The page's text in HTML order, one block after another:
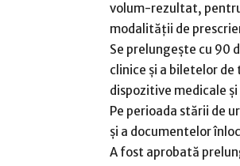
volum-rezultat, pentru
modalității de
Se prelungește cu 90
clinice și a biletelor
dispozitive medicale
Pe perioada stării de
și a documentelor
A fost aprobată